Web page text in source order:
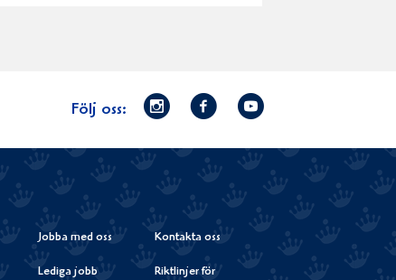
Följ oss:
Norrmejerier
Instagram
Facebook
Youtube
Jobba med oss
Lediga jobb
Kontakta oss
Riktlinjer för